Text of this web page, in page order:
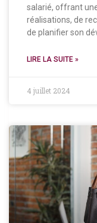
salarié, offrant
réalisations, de
de planifier son
LIRE LA SUITE »
4 juillet 2024